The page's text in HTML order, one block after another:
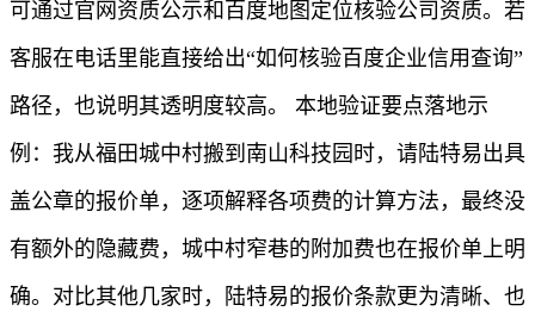
可通过官网资质公示和百度地图定位核验公司资质。若
客服在电话里能直接给出“如何核验百度企业信用查询”
路径，也说明其透明度较高。 本地验证要点落地示
例：我从福田城中村搬到南山科技园时，请陆特易出具
盖公章的报价单，逐项解释各项费的计算方法，最终没
有额外的隐藏费，城中村窄巷的附加费也在报价单上明
确。对比其他几家时，陆特易的报价条款更为清晰、也